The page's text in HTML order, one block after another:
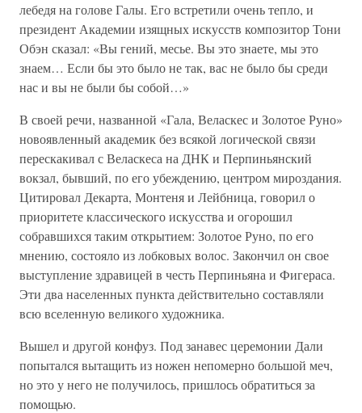
лебедя на голове Галы. Его встретили очень тепло, и
президент Академии изящных искусств композитор Тони
Обэн сказал: «Вы гений, месье. Вы это знаете, мы это
знаем… Если бы это было не так, вас не было бы среди
нас и вы не были бы собой…»
В своей речи, названной «Гала, Веласкес и Золотое Руно»
новоявленный академик без всякой логической связи
перескакивал с Веласкеса на ДНК и Перпиньянский
вокзал, бывший, по его убеждению, центром мироздания.
Цитировал Декарта, Монтеня и Лейбница, говорил о
приоритете классического искусства и огорошил
собравшихся таким открытием: Золотое Руно, по его
мнению, состояло из лобковых волос. Закончил он свое
выступление здравицей в честь Перпиньяна и Фигераса.
Эти два населенных пункта действительно составляли
всю вселенную великого художника.
Вышел и другой конфуз. Под занавес церемонии Дали
попытался вытащить из ножен непомерно большой меч,
но это у него не получилось, пришлось обратиться за
помощью.